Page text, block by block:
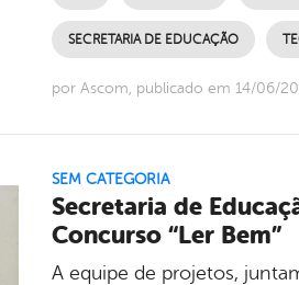
SECRETARIA DE EDUCAÇÃO
por Ascom, publicado em 14/06/
SEM CATEGORIA
Secretaria de
Concurso “Ler Bem”
A equipe de projetos,